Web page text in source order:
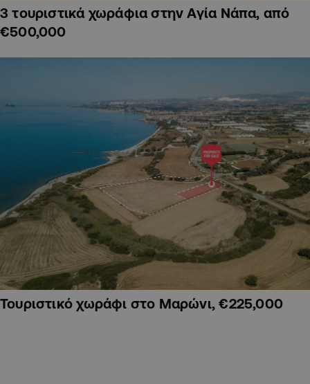
3 τουριστικά χωράφια στην Αγία Νάπα, από
€500,000
Τουριστικό χωράφι στο Μαρώνι, €225,000